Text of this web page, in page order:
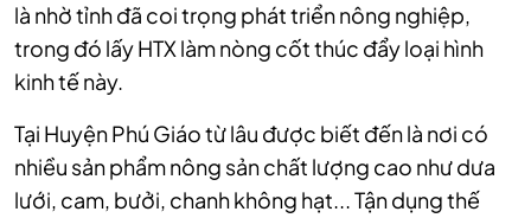
là nhờ tỉnh đã coi trọng phát triển nông nghiệp,
trong đó lấy HTX làm nòng cốt thúc đẩy loại hình
kinh tế này.
Tại Huyện Phú Giáo từ lâu được biết đến là nơi có
nhiều sản phẩm nông sản chất lượng cao như dưa
lưới, cam, bưởi, chanh không hạt... Tận dụng thế